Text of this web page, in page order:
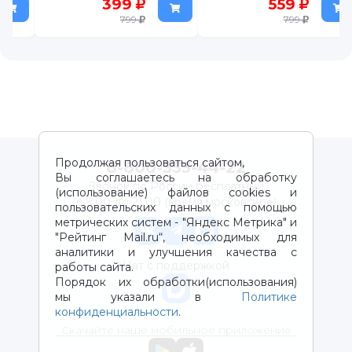
399 559
Продолжая пользоваться сайтом,
Вы соглашаетесь на обработку
(использование) файлов cookies и
пользовательских данных с помощью
метрических систем - "Яндекс Метрика" и
"Рейтинг Mail.ru“, необходимых для
аналитики и улучшения качества с
работы сайта.
Порядок их обработки(использования)
мы указали в
Политике
конфиденциальности.
8-800-333-44-22
Звонок по России бесплатный
с 9:00 до 21:00 (время московское)
Чат с поддержкой